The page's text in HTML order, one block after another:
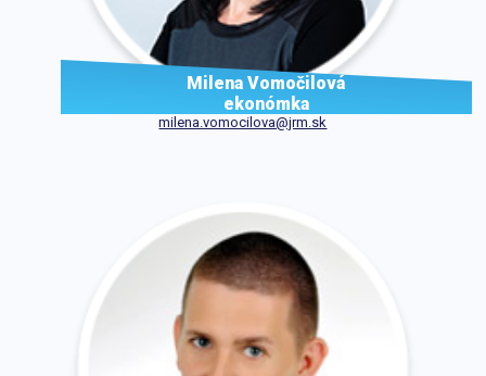
Milena Vomočilová
ekonómka
milena.vomocilova@jrm.sk